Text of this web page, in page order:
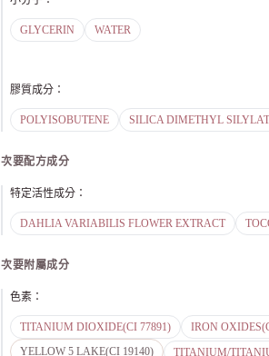
GLYCERIN WATER
膠質成分 ：
POLYISOBUTENE SILICA DIMETHYL
次要配方成分
特定活性成分 ：
DAHLIA VARIABILIS FLOWER EXTRACT
次要附屬成分
色素 ：
TITANIUM DIOXIDE(CI 77891)
IRON
YELLOW 5 LAKE(CI 19140)
TITANIUM/